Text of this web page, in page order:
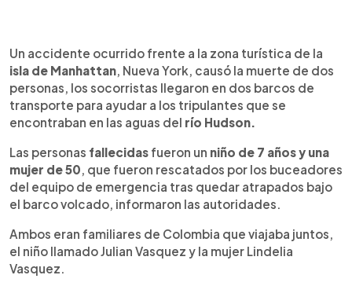
► Escuchar artículo
Un accidente ocurrido frente a la zona turística de la
isla de Manhattan , Nueva York, causó la muerte de dos
personas, los socorristas llegaron en dos barcos de
transporte para ayudar a los tripulantes que se
encontraban en las aguas del río Hudson.
Las personas fallecidas fueron un niño de 7 años y una
mujer de 50 , que fueron rescatados por los buceadores
del equipo de emergencia tras quedar atrapados bajo
el barco volcado, informaron las autoridades.
Ambos eran familiares de Colombia que viajaba juntos,
el niño llamado Julian Vasquez y la mujer Lindelia
Vasquez.